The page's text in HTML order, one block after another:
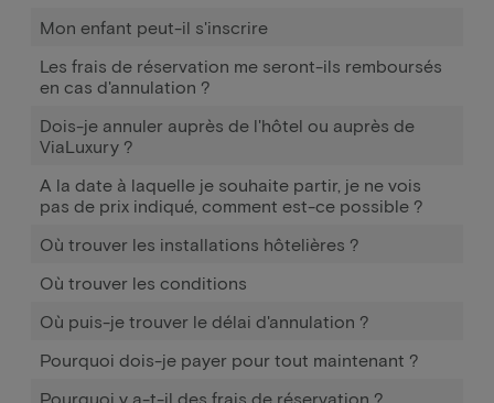
Mon enfant peut-il s'inscrire
Les frais de réservation me seront-ils remboursés
en cas d'annulation ?
Dois-je annuler auprès de l'hôtel ou auprès de
ViaLuxury ?
A la date à laquelle je souhaite partir, je ne vois
pas de prix indiqué, comment est-ce possible ?
Où trouver les installations hôtelières ?
Où trouver les conditions
Où puis-je trouver le délai d'annulation ?
Pourquoi dois-je payer pour tout maintenant ?
Pourquoi y a-t-il des frais de réservation ?